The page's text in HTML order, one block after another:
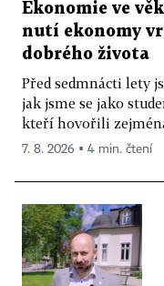
Ekonomie ve
nutí ekonomy
dobrého života
Před sedmnácti lety
jak jsme se jako
kteří hovořili
7. 8. 2026 ▪ 4 min. čtení